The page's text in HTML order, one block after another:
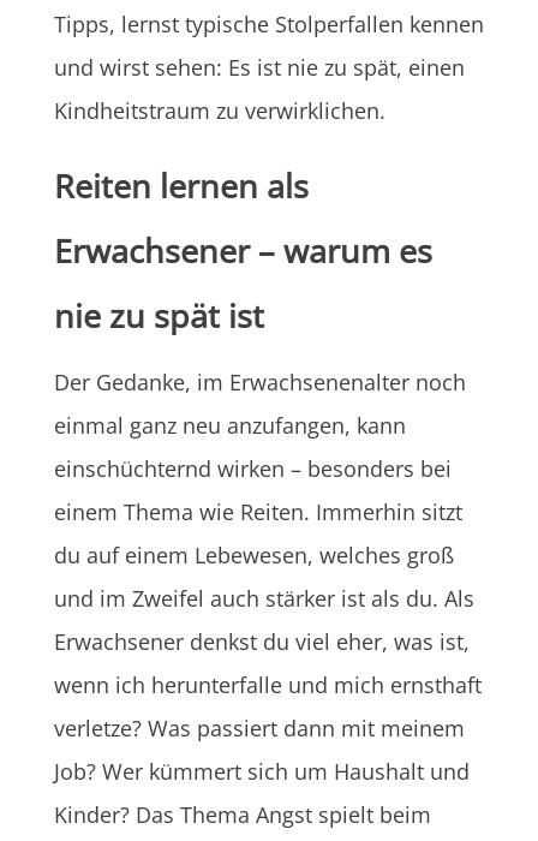
Tipps, lernst typische Stolperfallen kennen
und wirst sehen: Es ist nie zu spät, einen
Kindheitstraum zu verwirklichen.
Reiten lernen als
Erwachsener – warum es
nie zu spät ist
Der Gedanke, im Erwachsenenalter noch
einmal ganz neu anzufangen, kann
einschüchternd wirken – besonders bei
einem Thema wie Reiten. Immerhin sitzt
du auf einem Lebewesen, welches groß
und im Zweifel auch stärker ist als du. Als
Erwachsener denkst du viel eher, was ist,
wenn ich herunterfalle und mich ernsthaft
verletze? Was passiert dann mit meinem
Job? Wer kümmert sich um Haushalt und
Kinder? Das Thema Angst spielt beim